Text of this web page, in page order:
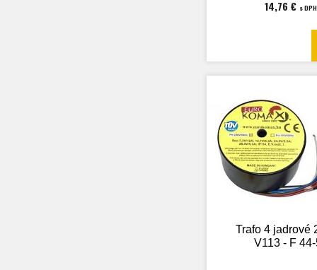
14,76 € s DPH
Trafo 4 jadrové
V113 - F